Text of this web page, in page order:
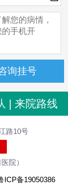
| 来院路线
路10号
院）
ICP备19050386